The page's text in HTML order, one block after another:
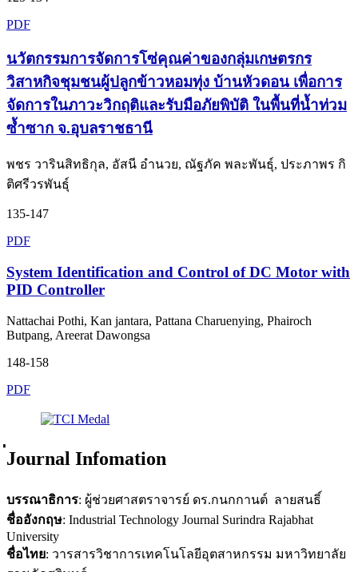
PDF
นวัตกรรมการจัดการโซ่คุณค่าของกลุ่มเกษตรกร
วิสาหกิจชุมชนผู้ปลูกข้าวหอมทุ่ง บ้านหัวดอน เพื่อการ
จัดการในภาวะวิกฤติและรับมือภัยพิบัติ ในพื้นที่น้ำท่วม
ซ้ำซาก จ.อุบลราชธานี
พชร วารินสิทธิกุล, อัสนี อำนวย, ณัฐภัค พละพันธุ์, ประภาพร กิ
ติศรีวรพันธุ์
135-147
PDF
System Identification and Control of DC Motor with
PID Controller
Nattachai Pothi, Kan jantara, Pattana Charuenying, Phairoch
Butpang, Areerat Dawongsa
148-158
PDF
่Journal Infomation
บรรณาธิการ: ผู้ช่วยศาสตราจารย์ ดร.กนกกานต์ ลายสนธิ์
ชื่ออังกฤษ: Industrial Technology Journal Surindra Rajabhat
University
ชื่อไทย: วารสารวิชาการเทคโนโลยีอุตสาหกรรม มหาวิทยาลัย